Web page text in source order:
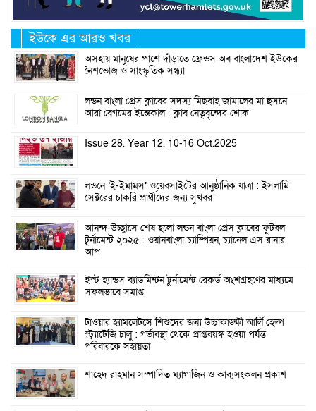
ইউকে এর আরও খবর
অসহায় মানুষের পাশে দাঁড়াতে ফ্রেন্ডস অব বাংলাদেশ ইউকের
নৈশভোজ ও সাংস্কৃতিক সন্ধ্যা
লন্ডন বাংলা প্রেস ক্লাবের সদস্য মিছবাহ জামালের মা হুসনে
আরা বেগমের ইন্তেকাল : ক্লাব নেতৃবৃন্দের শোক
Issue 28. Year 12. 10-16 Oct.2025
লন্ডনে ‘ই-ইমামস’ ওয়েবসাইটের আনুষ্ঠানিক যাত্রা : ইসলামি
সেক্টরের চাকরি প্রার্থীদের জন্য সুখবর
আনন্দ-উচ্ছ্বাসে শেষ হলো লন্ডন বাংলা প্রেস ক্লাবের ফুটবল
টুর্নামেন্ট ২০২৫ : ওয়ানবাংলা চ্যাম্পিয়ন, চ্যানেল এস রানার
আপ
ইস্ট হ্যান্ডস ব্যাডমিন্টন টুর্নামেন্ট রেকর্ড অংশগ্রহণের মাধ্যমে
সফলভাবে সমাপ্ত
টাওয়ার হ্যামলেটসে শিশুদের জন্য উচ্চাকাঙ্ক্ষী আর্লি হেল্প
স্ট্র্যাটেজি চালু : গর্ভাবস্থা থেকে প্রাপ্তবয়স্ক হওয়া পর্যন্ত
পরিবারকে সহায়তা
শাহেদ রাহমান সম্পাদিত ম্যাগাজিন ও কাব্যসংকলন প্রকাশ